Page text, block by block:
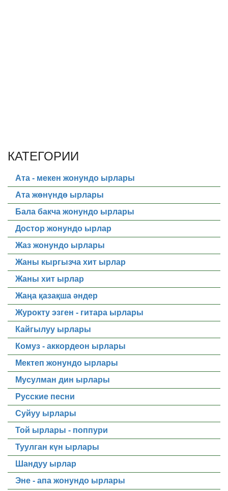
КАТЕГОРИИ
Ата - мекен жонундо ырлары
Ата жөнүндө ырлары
Бала бакча жонундо ырлары
Достор жонундо ырлар
Жаз жонундо ырлары
Жаны кыргызча хит ырлар
Жаны хит ырлар
Жаңа қазақша әндер
Журокту эзген - гитара ырлары
Кайгылуу ырлары
Комуз - аккордеон ырлары
Мектеп жонундо ырлары
Мусулман дин ырлары
Русские песни
Суйуу ырлары
Той ырлары - поппури
Туулган күн ырлары
Шандуу ырлар
Эне - апа жонундо ырлары